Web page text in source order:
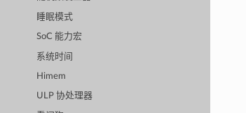
睡眠模式
SoC 能力宏
系统时间
Himem
ULP 协处理器